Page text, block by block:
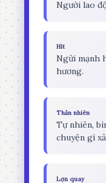
Người lao
Hít
Ngửi mạnh
hương.
Thản nhiên
Tự nhiên,
chuyện gì
Lợn quay